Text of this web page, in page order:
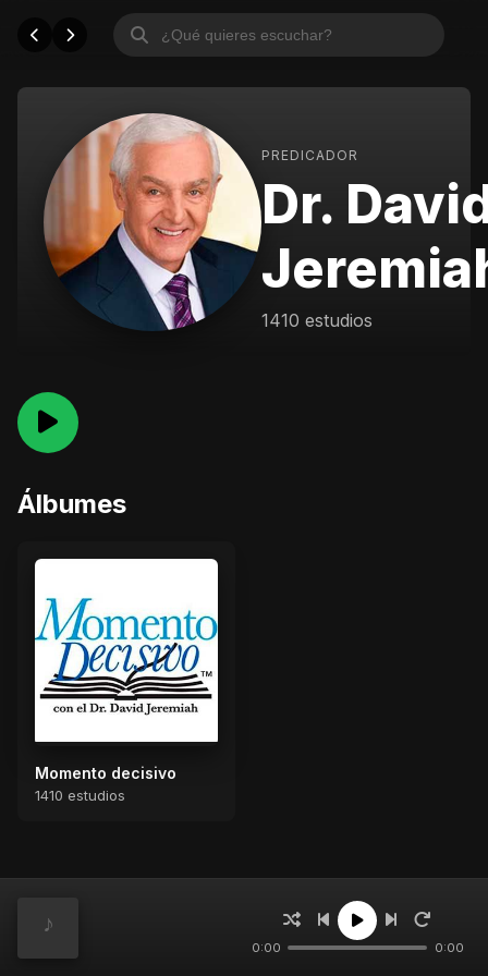
PREDICADOR
Dr.
1410 estudios
Álbumes
Momento decisivo
1410 estudios
La promesa (Parte 1)
0:00 0:00